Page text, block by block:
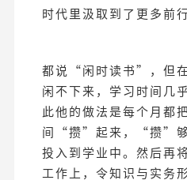
时代里汲取到了更多前
都说“闲时读书”，但
闲不下来，学习时间
此他的做法是每个月都
间“攒”起来，“攒”够
投入到学业中。然后再
工作上，令知识与实务